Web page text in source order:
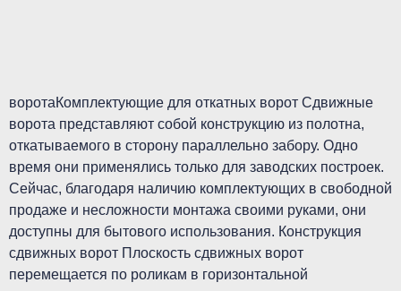
воротаКомплектующие для откатных ворот Сдвижные
ворота представляют собой конструкцию из полотна,
откатываемого в сторону параллельно забору. Одно
время они применялись только для заводских построек.
Сейчас, благодаря наличию комплектующих в свободной
продаже и несложности монтажа своими руками, они
доступны для бытового использования. Конструкция
сдвижных ворот Плоскость сдвижных ворот
перемещается по роликам в горизонтальной